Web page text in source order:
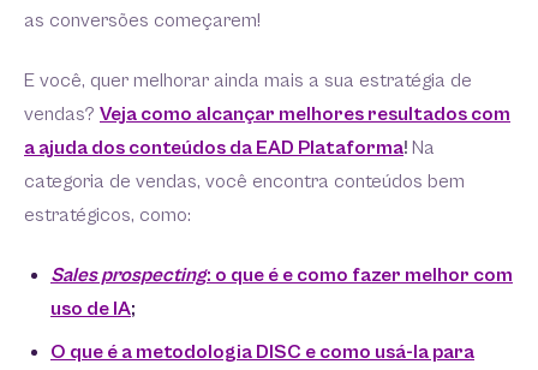
as conversões começarem!
E você, quer melhorar ainda mais a sua estratégia de
vendas? Veja como alcançar melhores resultados com
a ajuda dos conteúdos da EAD Plataforma! Na
categoria de vendas, você encontra conteúdos bem
estratégicos, como:
Sales prospecting: o que é e como fazer melhor com
uso de IA;
O que é a metodologia DISC e como usá-la para